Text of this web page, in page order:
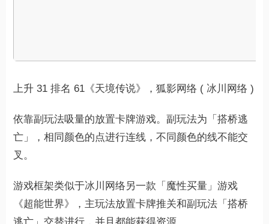
上升 31 排名 61《天境传说》，狐影网络 ( 冰川网络 )
依靠副玩法吸量的放置卡牌游戏。副玩法为「搭桥逃
亡」，相同颜色的点进行连线，不同颜色的线不能交
叉。
游戏框架类似于冰川网络另一款「魔性买量」游戏
《超能世界》，主玩法放置卡牌推关和副玩法「搭桥